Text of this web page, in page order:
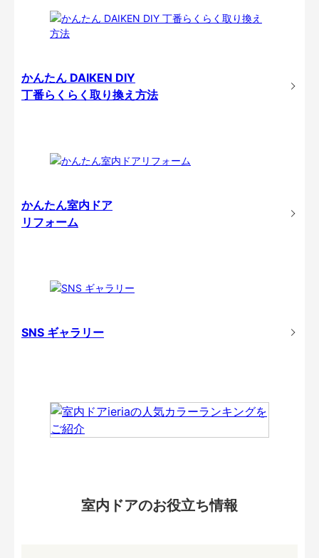
かんたん DAIKEN DIY
丁番らくらく取り換え方法
かんたん室内ドア
リフォーム
SNS ギャラリー
室内ドアのお役立ち情報